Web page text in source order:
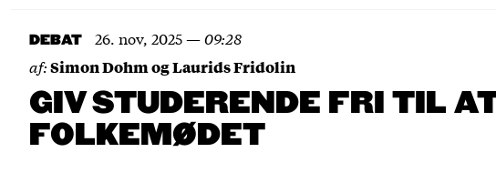
DEBAT 26. nov, 2025—09:28
af:Simon Dohm og Laurids Fridolin
GIV STUDERENDE FRI TIL
FOLKEMØDET